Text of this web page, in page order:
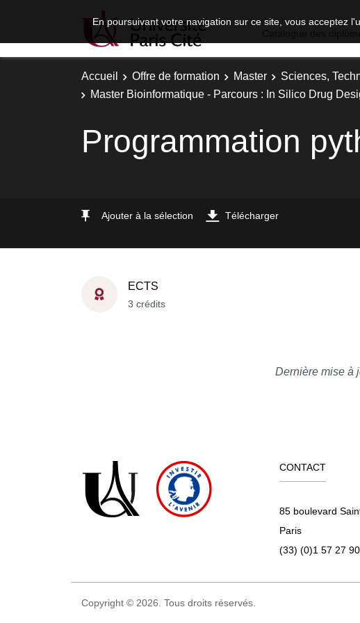
En poursuivant votre navigation sur ce site, vous acceptez
Accueil Offre de formation Master Sciences,
Master Bioinformatique - Parcours : In Silico Drug
Programmation
Ajouter à la sélection Télécharger
ECTS
3 crédits
Dernière mise à
CONTACT
85 boulevard
Paris
(33) (0)1 57 27
Copyright © 2026. Tous droits réservés.